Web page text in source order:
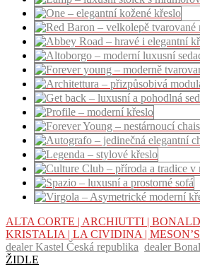
ALTA CORTE | ARCHIUTTI |
KRISTALIA | LA CIVIDINA |
dealer Kastel Česká republika dealer
ŽIDLE